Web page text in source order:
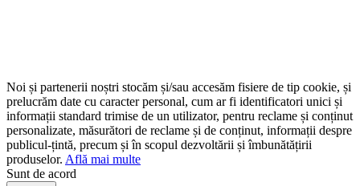
Noi și partenerii noștri stocăm și/sau accesăm fisiere de tip cookie, și
prelucrăm date cu caracter personal, cum ar fi identificatori unici și
informații standard trimise de un utilizator, pentru reclame și conținut
personalizate, măsurători de reclame și de conținut, informații despre
publicul-țintă, precum și în scopul dezvoltării și îmbunătățirii
produselor. Află mai multe
Sunt de acord